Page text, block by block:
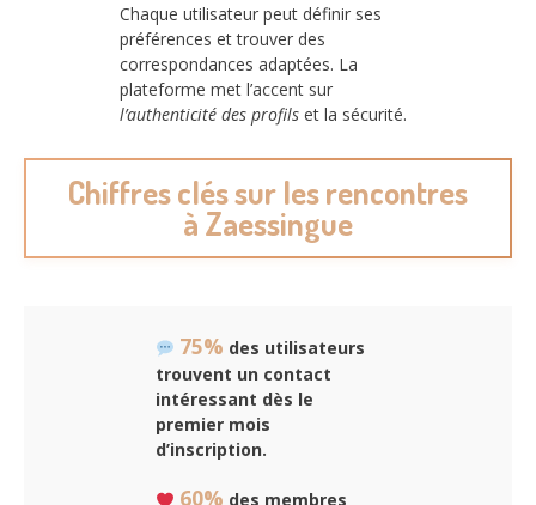
Chaque utilisateur peut définir ses
préférences et trouver des
correspondances adaptées. La
plateforme met l’accent sur
l’authenticité des profils et la sécurité.
Chiffres clés sur les rencontres
à Zaessingue
75% des utilisateurs
trouvent un contact
intéressant dès le
premier mois
d’inscription.
60% des membres